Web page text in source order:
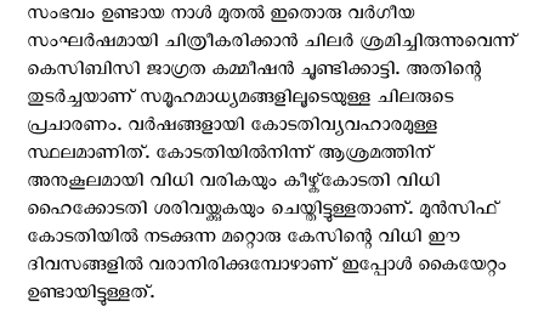
സംഭവം ഉണ്ടായ നാൾ മുതൽ ഇതൊരു വർഗീയ
സംഘർഷമായി ചിത്രീകരിക്കാൻ ചിലർ ശ്രമിച്ചിരുന്നുവെന്ന്
കെ‌സി‌ബി‌സി ജാഗ്രത കമ്മീഷന്‍ ചൂണ്ടിക്കാട്ടി. അതിന്റെ
തുടർച്ചയാണ് സമൂഹമാധ്യമങ്ങളിലൂടെയുള്ള ചിലരുടെ
പ്രചാരണം. വർഷങ്ങളായി കോടതിവ്യവഹാരമുള്ള
സ്ഥലമാണിത്. കോടതിയിൽനിന്ന് ആശ്രമത്തിന്
അനുകൂലമായി വിധി വരികയും കീഴ്ക്‌കോടതി വിധി
ഹൈക്കോടതി ശരിവയ്ക്കുകയും ചെയ്തിട്ടുള്ളതാണ്. മുൻസിഫ്
കോടതിയിൽ നടക്കുന്ന മറ്റൊരു കേസിന്റെ വിധി ഈ
ദിവസങ്ങളിൽ വരാനിരിക്കുമ്പോഴാണ് ഇപ്പോൾ കൈയേറ്റം
ഉണ്ടായിട്ടുള്ളത്.